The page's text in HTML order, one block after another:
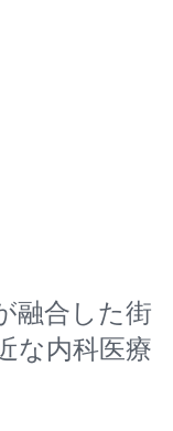
融合した街
な内科医療